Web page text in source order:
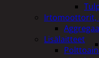
Irtomoottorit,
Lisälaitteet